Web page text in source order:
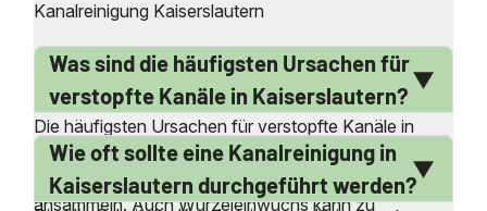
Kanalreinigung Kaiserslautern
Was sind die häufigsten Ursachen für
verstopfte Kanäle in Kaiserslautern?
Die häufigsten Ursachen für verstopfte Kanäle in
Kaiserslautern sind Ablagerungen von Fett, Öl und
anderen Rückständen, die sich im Laufe der Zeit
ansammeln. Auch Wurzeleinwuchs kann zu
Wie oft sollte eine Kanalreinigung in
Kaiserslautern durchgeführt werden?